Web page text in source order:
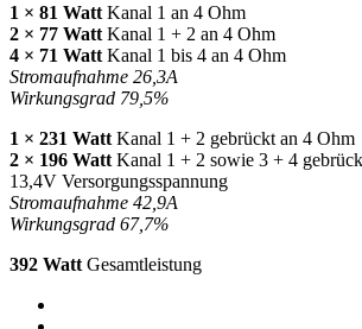
1 × 81 Watt Kanal 1 an 4 Ohm
2 × 77 Watt Kanal 1 + 2 an 4 Ohm
4 × 71 Watt Kanal 1 bis 4 an 4 Ohm
Stromaufnahme 26,3A
Wirkungsgrad 79,5%
1 × 231 Watt Kanal 1 + 2 gebrückt an 4 Ohm
2 × 196 Watt Kanal 1 + 2 sowie 3 + 4
13,4V Versorgungsspannung
Stromaufnahme 42,9A
Wirkungsgrad 67,7%
392 Watt Gesamtleistung